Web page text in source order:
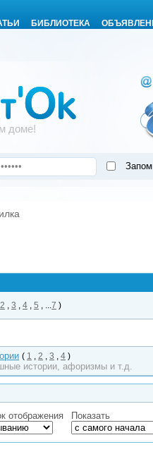
БИБЛИОТЕКА
доме!
2 , 3 , 4 , 5 , ...7 )
( 1 , 2 , 3 , 4 )
истории, афоризмы и т.д.
отображения Показать